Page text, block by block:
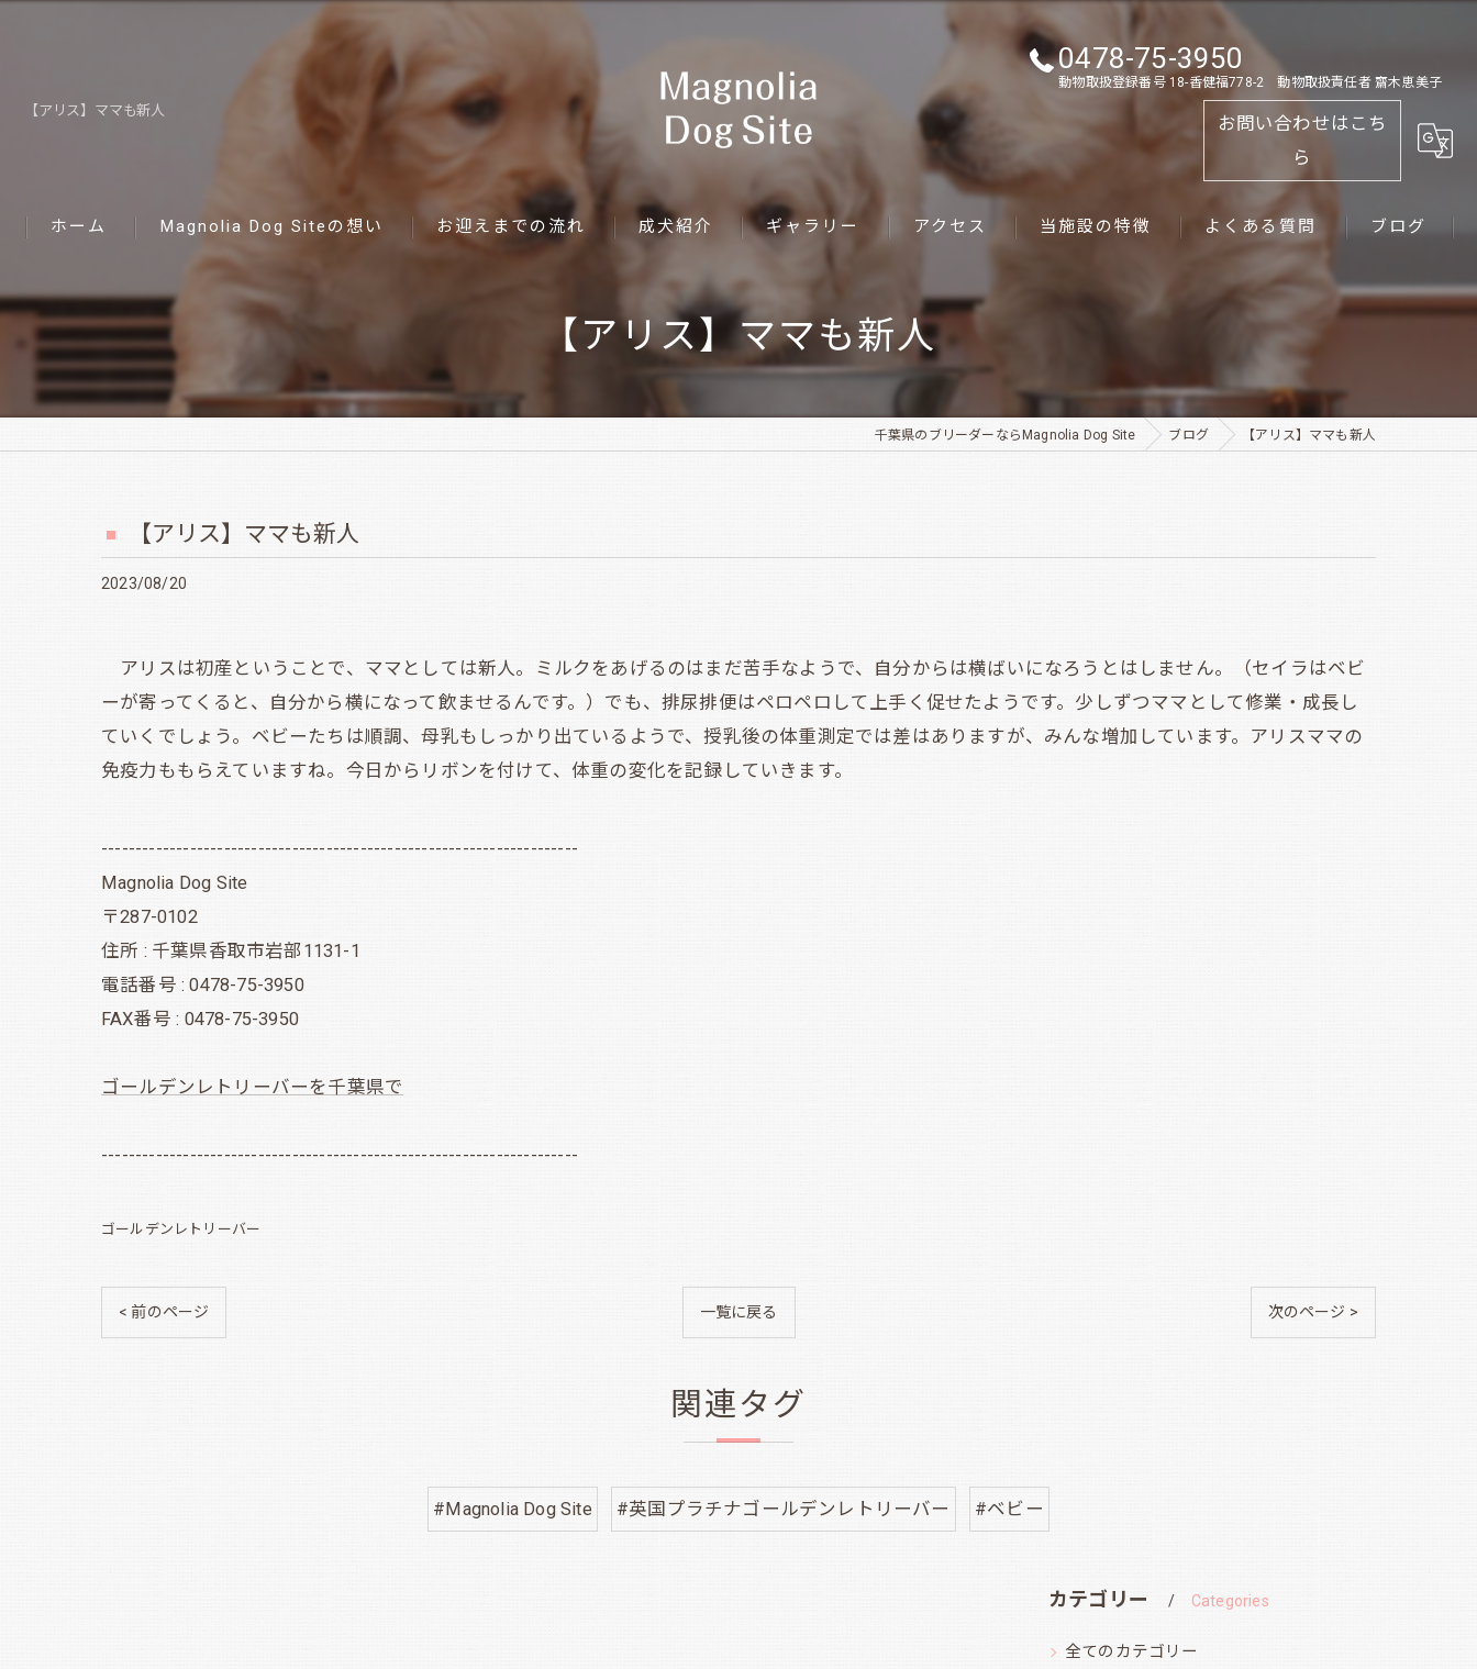
【アリス】ママも新人
0478-75-3950
動物取扱登録番号 18-香健福778-2 動物取扱責任者 齋木恵美子
お問い合わせはこち
ら
ホーム Magnolia Dog Siteの想い お迎えまでの流れ 成犬紹介 ギャラリー アクセス 当施設の特徴
犬舎
よくある質問 ブログ
【アリス】ママも新人
千葉県のブリーダーならMagnolia Dog Site ブログ 【アリス】ママも新人
【アリス】ママも新人
2023/08/20
アリスは初産ということで、ママとしては新人。ミルクをあげるのはまだ苦手なようで、自分からは横ばいになろうとはしません。（セイラはベビ
ーが寄ってくると、自分から横になって飲ませるんです。）でも、排尿排便はペロペロして上手く促せたようです。少しずつママとして修業・成長し
ていくでしょう。ベビーたちは順調、母乳もしっかり出ているようで、授乳後の体重測定では差はありますが、みんな増加しています。アリスママの
免疫力ももらえていますね。今日からリボンを付けて、体重の変化を記録していきます。
----------------------------------------------------------------------
Magnolia Dog Site
〒287-0102
住所 : 千葉県香取市岩部1131-1
電話番号 : 0478-75-3950
FAX番号 : 0478-75-3950
ゴールデンレトリーバーを千葉県で
----------------------------------------------------------------------
ゴールデンレトリーバー
< 前のページ 一覧に戻る 次のページ >
関連タグ
#Magnolia Dog Site #英国プラチナゴールデンレトリーバー #ベビー
カテゴリー Categories
全てのカテゴリー